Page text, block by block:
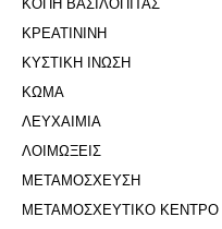
ΚΟΠΗ ΒΑΣΙΛΟΠΙΤΑΣ
ΚΡΕΑΤΙΝΙΝΗ
ΚΥΣΤΙΚΗ ΙΝΩΣΗ
ΚΩΜΑ
ΛΕΥΧΑΙΜΙΑ
ΛΟΙΜΩΞΕΙΣ
ΜΕΤΑΜΟΣΧΕΥΣΗ
ΜΕΤΑΜΟΣΧΕΥΤΙΚΟ ΚΕΝΤΡΟ